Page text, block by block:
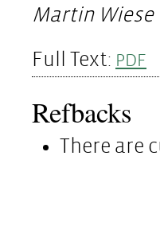
Martin Wiese
Full Text: PDF
Refbacks
There are